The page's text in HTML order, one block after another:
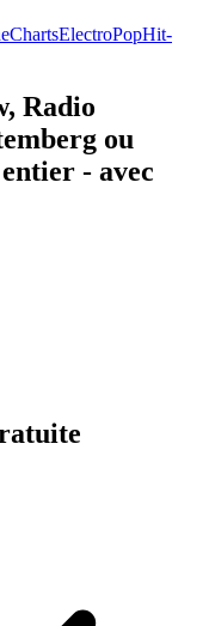
ChartsElectroPopHit-
Radio
ou
- avec